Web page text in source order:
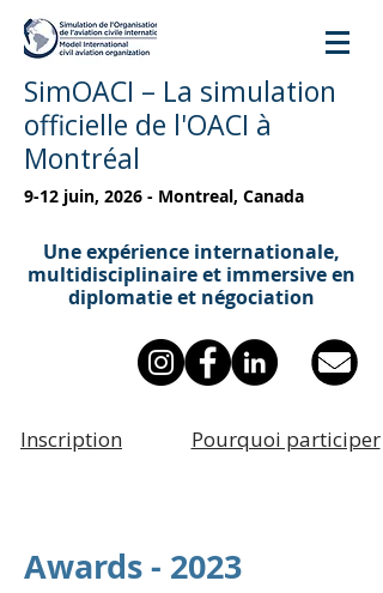
SimOACI – La simulation
officielle de l'OACI à
Montréal
9-12 juin, 2026 - Montreal, Canada
Une expérience internationale,
multidisciplinaire et immersive en
diplomatie et négociation
Inscription Pourquoi participer
Awards - 2023